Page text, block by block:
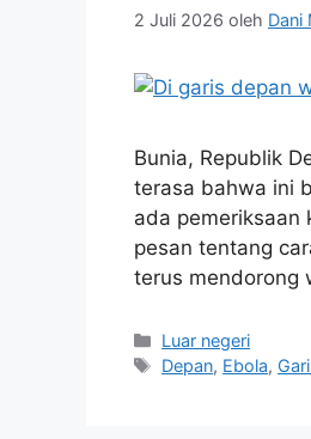
2 Juli 2026 oleh Dani
Bunia, Republik
terasa bahwa ini
ada pemeriksaan
pesan tentang
terus mendorong
Kategori
Luar negeri
Tag
Depan, Ebola,